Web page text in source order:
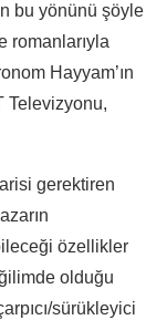
bu yönünü şöyle
romanlarıyla
Hayyam’ın
Televizyonu,
gerektiren
özellikler
olduğu
sürükleyici